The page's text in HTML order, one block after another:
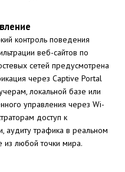
контроль поведения
веб-сайтов по
сетей предусмотрена
через Captive Portal
локальной базе или
управления через Wi-
доступ к
аудиту трафика в реальном
из любой точки мира.